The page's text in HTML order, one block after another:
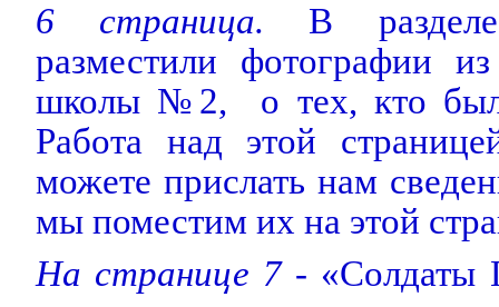
6 страница. В
разместили фотографии
школы №2,
о тех, кто
Работа над этой
можете прислать нам
мы поместим их на этой
На странице 7- «Солдаты